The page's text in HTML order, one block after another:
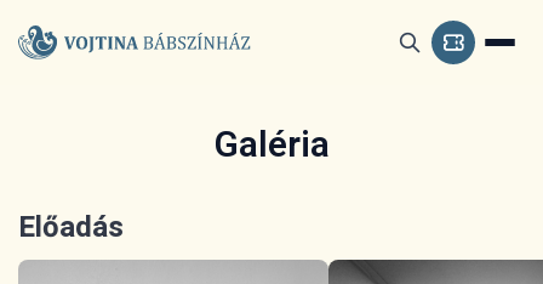
Galéria
Előadás